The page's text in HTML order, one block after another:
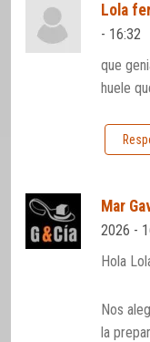
Lola
- 16:32
que
huele
Mar
2026 -
Hola
Nos
la